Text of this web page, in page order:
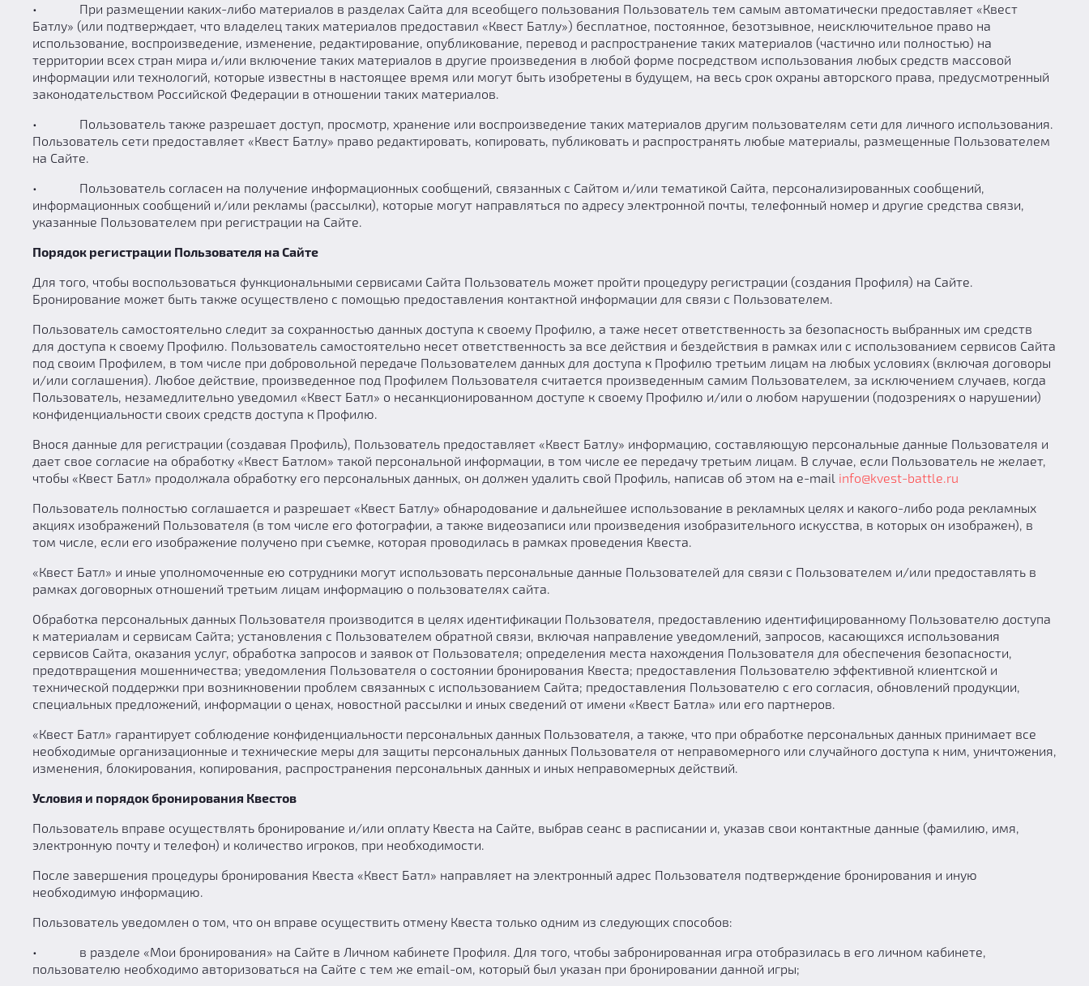
• При размещении каких-либо материалов в разделах Сайта для всеобщего пользования Пользователь тем самым автоматически предоставляет «Квест
Батлу» (или подтверждает, что владелец таких материалов предоставил «Квест Батлу») бесплатное, постоянное, безотзывное, неисключительное право на
использование, воспроизведение, изменение, редактирование, опубликование, перевод и распространение таких материалов (частично или полностью) на
территории всех стран мира и/или включение таких материалов в другие произведения в любой форме посредством использования любых средств массовой
информации или технологий, которые известны в настоящее время или могут быть изобретены в будущем, на весь срок охраны авторского права, предусмотренный
законодательством Российской Федерации в отношении таких материалов.
• Пользователь также разрешает доступ, просмотр, хранение или воспроизведение таких материалов другим пользователям сети для личного использования.
Пользователь сети предоставляет «Квест Батлу» право редактировать, копировать, публиковать и распространять любые материалы, размещенные Пользователем
на Сайте.
• Пользователь согласен на получение информационных сообщений, связанных с Сайтом и/или тематикой Сайта, персонализированных сообщений,
информационных сообщений и/или рекламы (рассылки), которые могут направляться по адресу электронной почты, телефонный номер и другие средства связи,
указанные Пользователем при регистрации на Сайте.
Порядок регистрации Пользователя на Сайте
Для того, чтобы воспользоваться функциональными сервисами Сайта Пользователь может пройти процедуру регистрации (создания Профиля) на Сайте.
Бронирование может быть также осуществлено с помощью предоставления контактной информации для связи с Пользователем.
Пользователь самостоятельно следит за сохранностью данных доступа к своему Профилю, а таже несет ответственность за безопасность выбранных им средств
для доступа к своему Профилю. Пользователь самостоятельно несет ответственность за все действия и бездействия в рамках или с использованием сервисов Сайта
под своим Профилем, в том числе при добровольной передаче Пользователем данных для доступа к Профилю третьим лицам на любых условиях (включая договоры
и/или соглашения). Любое действие, произведенное под Профилем Пользователя считается произведенным самим Пользователем, за исключением случаев, когда
Пользователь, незамедлительно уведомил «Квест Батл» о несанкционированном доступе к своему Профилю и/или о любом нарушении (подозрениях о нарушении)
конфиденциальности своих средств доступа к Профилю.
Внося данные для регистрации (создавая Профиль), Пользователь предоставляет «Квест Батлу» информацию, составляющую персональные данные Пользователя и
дает свое согласие на обработку «Квест Батлом» такой персональной информации, в том числе ее передачу третьим лицам. В случае, если Пользователь не желает,
чтобы «Квест Батл» продолжала обработку его персональных данных, он должен удалить свой Профиль, написав об этом на e-mail info@kvest-battle.ru
Пользователь полностью соглашается и разрешает «Квест Батлу» обнародование и дальнейшее использование в рекламных целях и какого-либо рода рекламных
акциях изображений Пользователя (в том числе его фотографии, а также видеозаписи или произведения изобразительного искусства, в которых он изображен), в
том числе, если его изображение получено при съемке, которая проводилась в рамках проведения Квеста.
«Квест Батл» и иные уполномоченные ею сотрудники могут использовать персональные данные Пользователей для связи с Пользователем и/или предоставлять в
рамках договорных отношений третьим лицам информацию о пользователях сайта.
Обработка персональных данных Пользователя производится в целях идентификации Пользователя, предоставлению идентифицированному Пользователю доступа
к материалам и сервисам Сайта; установления с Пользователем обратной связи, включая направление уведомлений, запросов, касающихся использования
сервисов Сайта, оказания услуг, обработка запросов и заявок от Пользователя; определения места нахождения Пользователя для обеспечения безопасности,
предотвращения мошенничества; уведомления Пользователя о состоянии бронирования Квеста; предоставления Пользователю эффективной клиентской и
технической поддержки при возникновении проблем связанных с использованием Сайта; предоставления Пользователю с его согласия, обновлений продукции,
специальных предложений, информации о ценах, новостной рассылки и иных сведений от имени «Квест Батла» или его партнеров.
«Квест Батл» гарантирует соблюдение конфиденциальности персональных данных Пользователя, а также, что при обработке персональных данных принимает все
необходимые организационные и технические меры для защиты персональных данных Пользователя от неправомерного или случайного доступа к ним, уничтожения,
изменения, блокирования, копирования, распространения персональных данных и иных неправомерных действий.
Условия и порядок бронирования Квестов
Пользователь вправе осуществлять бронирование и/или оплату Квеста на Сайте, выбрав сеанс в расписании и, указав свои контактные данные (фамилию, имя,
электронную почту и телефон) и количество игроков, при необходимости.
После завершения процедуры бронирования Квеста «Квест Батл» направляет на электронный адрес Пользователя подтверждение бронирования и иную
необходимую информацию.
Пользователь уведомлен о том, что он вправе осуществить отмену Квеста только одним из следующих способов:
• в разделе «Мои бронирования» на Сайте в Личном кабинете Профиля. Для того, чтобы забронированная игра отобразилась в его личном кабинете,
пользователю необходимо авторизоваться на Сайте с тем же email-ом, который был указан при бронировании данной игры;